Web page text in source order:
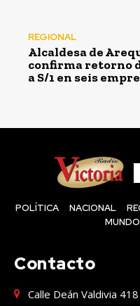
REGIONAL
Alcaldesa de
confirma retorno
a S/1 en seis
POLÍTICA NACIONAL
MUNDO
Contacto
Calle Deán Valdivia